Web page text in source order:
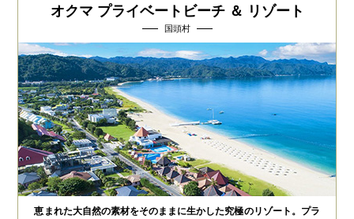
オクマ プライベートビーチ ＆ リゾート
国頭村
恵まれた大自然の素材をそのままに生かした究極のリゾート。プラ